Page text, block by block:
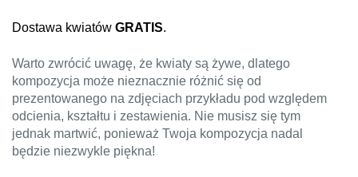
Dostawa kwiatów GRATIS.
Warto zwrócić uwagę, że kwiaty są żywe, dlatego
kompozycja może nieznacznie różnić się od
prezentowanego na zdjęciach przykładu pod względem
odcienia, kształtu i zestawienia. Nie musisz się tym
jednak martwić, ponieważ Twoja kompozycja nadal
będzie niezwykle piękna!